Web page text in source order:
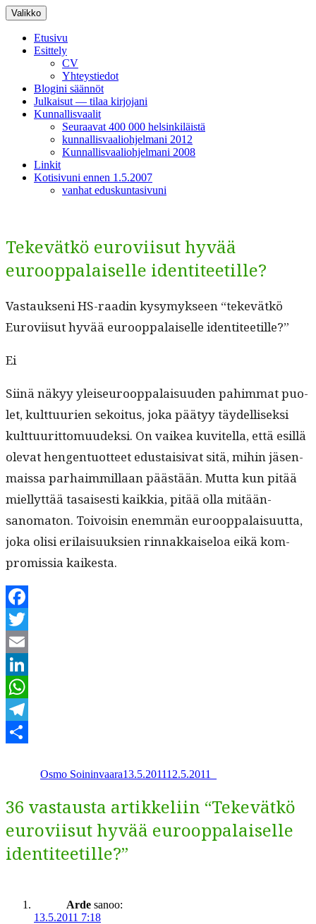
Siirry
sisältöön
Valikko
Etusivu
Esittely
CV
Yhteystiedot
Blogini säännöt
Julkaisut — tilaa kirjojani
Kunnallisvaalit
Seuraavat 400 000 helsinkiläistä
kunnallisvaaliohjelmani 2012
Kunnallisvaaliohjelmani 2008
Linkit
Kotisivuni ennen 1.5.2007
vanhat eduskuntasivuni
Tekevätkö euroviisut hyvää
eurooppalaiselle identiteetille?
Vas­tauk­seni HS-raadin kysymyk­seen “tekevätkö
Eurovi­isut hyvää euroop­palaiselle identiteetille?”
Ei
Siinä näkyy yleiseu­roop­palaisu­u­den pahim­mat puo­
let, kult­tuurien sekoi­tus, joka pää­tyy täy­del­lisek­si
kult­tuu­rit­to­muudek­si. On vaikea kuvitel­la, että esil­lä
ole­vat hen­gen­tuot­teet edus­taisi­vat sitä, mihin jäsen­
mais­sa parhaim­mil­laan päästään. Mut­ta kun pitää
miel­lyt­tää tasais­es­ti kaikkia, pitää olla mitään­
sanoma­ton. Toivoisin enem­män euroop­palaisu­ut­ta,
joka olisi eri­laisuuk­sien rin­nakkaise­loa eikä kom­
pro­mis­sia kaikesta.
Facebook
Twitter
Email
LinkedIn
WhatsApp
Telegram
Osmo Soininvaara13.5.201112.5.2011
36 vastausta artikkeliin “Tekevätkö
euroviisut hyvää eurooppalaiselle
identiteetille?”
Arde sanoo:
13.5.2011 7:18